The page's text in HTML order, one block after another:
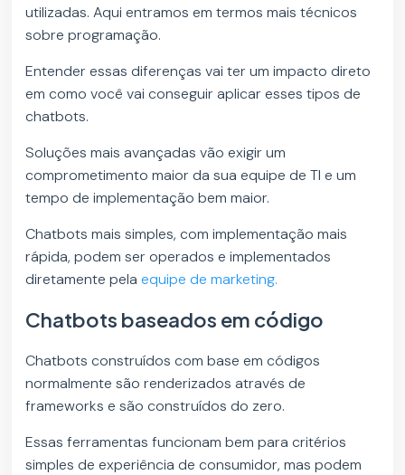
utilizadas. Aqui entramos em termos mais técnicos
sobre programação.
Entender essas diferenças vai ter um impacto direto
em como você vai conseguir aplicar esses tipos de
chatbots.
Soluções mais avançadas vão exigir um
comprometimento maior da sua equipe de TI e um
tempo de implementação bem maior.
Chatbots mais simples, com implementação mais
rápida, podem ser operados e implementados
diretamente pelaequipe de marketing.
Chatbots baseados em código
Chatbots construídos com base em códigos
normalmente são renderizados através de
frameworks e são construídos do zero.
Essas ferramentas funcionam bem para critérios
simples de experiência de consumidor, mas podem